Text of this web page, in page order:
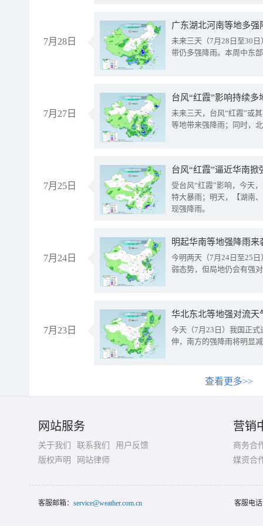
7月28日
广东湖北河南等地多
未来三天（7月28日至30
带仍多强降雨。本周中东
7月27日
台风“红霞”影响持续
未来三天，台风“红霞”或
等地带来强降雨；同时，
7月25日
台风“红霞”逼近华南
受台风“红霞”影响，今天
特大暴雨；明天，【湖南
现强降雨。
7月24日
明起华南等地强降雨
今明两天（7月24日至25
弱态势，但局地仍会有强
7月23日
华北东北等地强对流天
今天（7月23日）我国正
伸，南方的强降雨将明显
查看更多>>
网站服务
关于我们 联系我们
用户反馈
版权声明
网站律师
营销
商务合
媒资合
客服邮箱： service@weather.com.cn 客服电